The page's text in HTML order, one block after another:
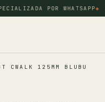
POR WHATSAPP
CWALK 125MM BLUBU